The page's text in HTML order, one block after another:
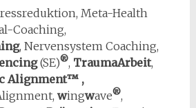
Meta-Health
Coaching,
, Nervensystem Coaching,
(SE)®, TraumaArbeit,
Alignment™ ,
wingwave®,